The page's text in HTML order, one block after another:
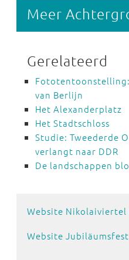
Meer
Gerelateerd
van Berlijn
Het Alexanderplatz
Het Stadtschloss
Studie: Tweederde
verlangt naar DDR
De landschappen
Website Nikolaiviertel
Website